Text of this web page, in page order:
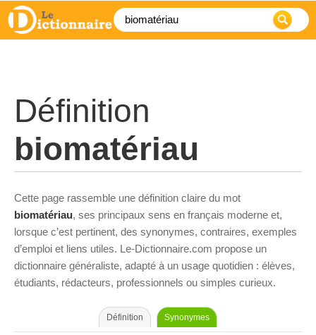
Définition
biomatériau
Cette page rassemble une définition claire du mot
biomatériau, ses principaux sens en français moderne et,
lorsque c’est pertinent, des synonymes, contraires, exemples
d’emploi et liens utiles. Le-Dictionnaire.com propose un
dictionnaire généraliste, adapté à un usage quotidien : élèves,
étudiants, rédacteurs, professionnels ou simples curieux.
Définition Synonymes